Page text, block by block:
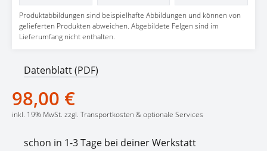
Produktabbildungen sind beispielhafte Abbildungen und können von
gelieferten Produkten abweichen. Abgebildete Felgen sind im
Lieferumfang nicht enthalten.
Datenblatt (PDF)
98,00 €
inkl. 19% MwSt. zzgl. Transportkosten & optionale Services
schon in 1-3 Tage bei deiner Werkstatt